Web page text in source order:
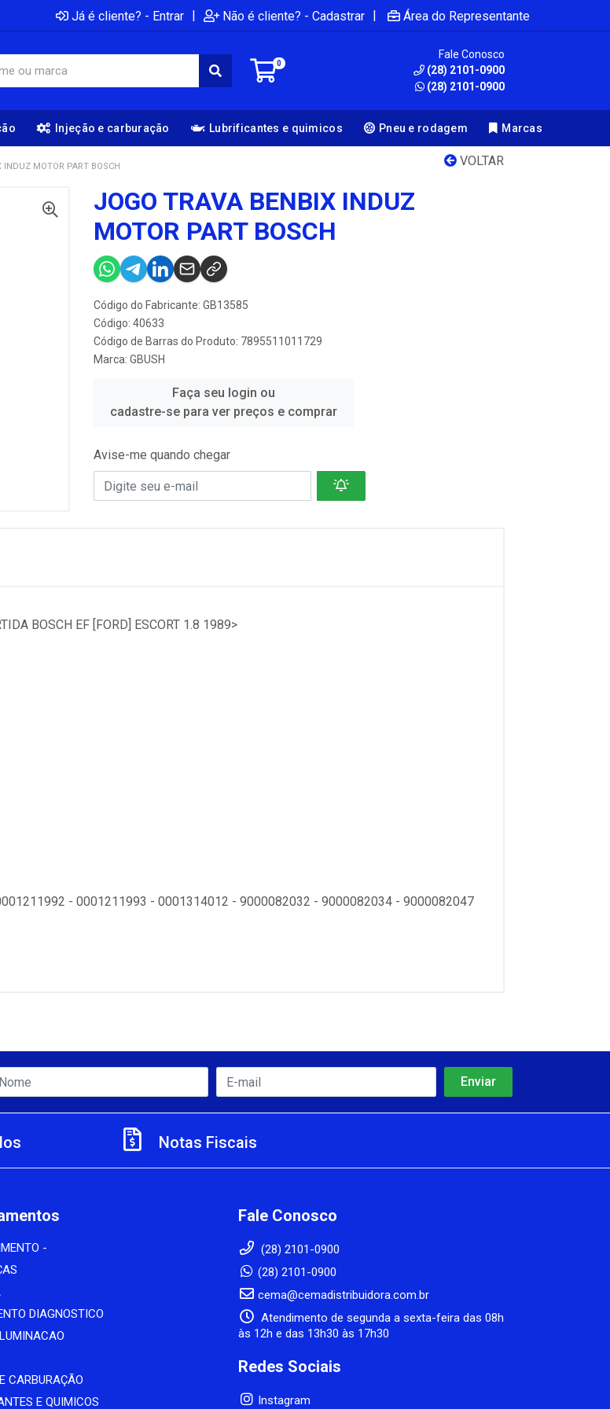
Já é cliente? - Entrar | Não é cliente? - Cadastrar | Área do Representante
0
Fale Conosco
(28) 2101-0900
(28) 2101-0900
Injeção e carburação Lubrificantes e quimicos Pneu e rodagem Marcas
VOLTAR
INDUZ MOTOR PART BOSCH
JOGO TRAVA BENBIX INDUZ
MOTOR PART BOSCH
Código do Fabricante: GB13585
Código: 40633
Código de Barras do Produto: 7895511011729
Marca: GBUSH
Faça seu login ou
cadastre-se para ver preços e comprar
Avise-me quando chegar
BOSCH EF [FORD] ESCORT 1.8 1989>
- 0001211993 - 0001314012 - 9000082032 - 9000082034 - 9000082047
Notas Fiscais
-
DIAGNOSTICO
CARBURAÇÃO
E QUIMICOS
Fale Conosco
(28) 2101-0900
(28) 2101-0900
cema@cemadistribuidora.com.br
Atendimento de segunda a sexta-feira das 08h
às 12h e das 13h30 às 17h30
Redes Sociais
Instagram